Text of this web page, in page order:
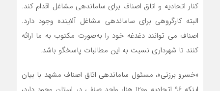
کنار اتحادیه و اتاق اصناف برای ساماندهی مشاغل اقدام کند.
البته کارگروهی برای ساماندهی مشاغل آلاینده وجود دارد.
اصناف می توانند دغدغه خود را به‌صورت مکتوب به ما ارائه
کنند تا شهرداری نسبت به این مطالبات پاسخگو باشد.
«خسرو برزنی»، مسئول ساماندهی اتاق اصناف مشهد با بیان